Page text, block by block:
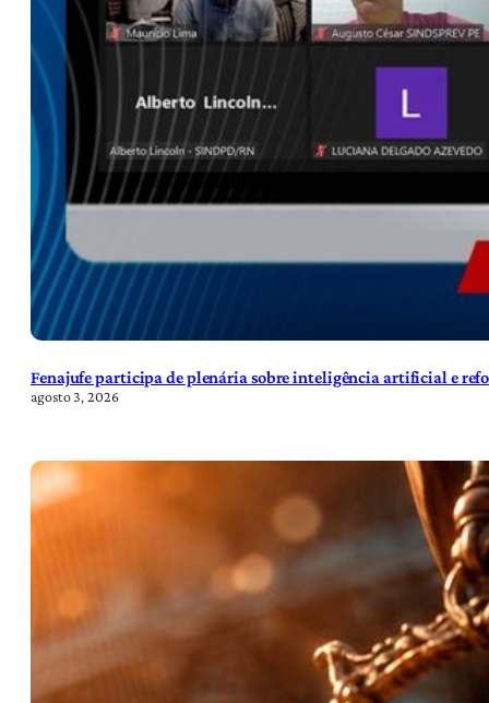
Fenajufe participa de plenária sobre inteligência artificial e
agosto 3, 2026